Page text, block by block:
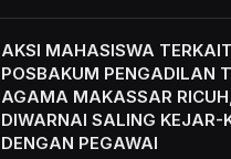
AKSI MAHASISWA TERKAIT
POSBAKUM PENGADILAN
AGAMA MAKASSAR
DIWARNAI SALING KEJAR-
DENGAN PEGAWAI